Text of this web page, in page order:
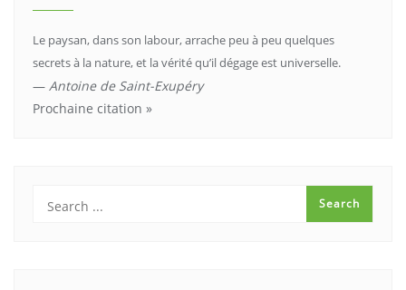
Le paysan, dans son labour, arrache peu à peu quelques
secrets à la nature, et la vérité qu’il dégage est universelle.
— Antoine de Saint-Exupéry
Prochaine citation »